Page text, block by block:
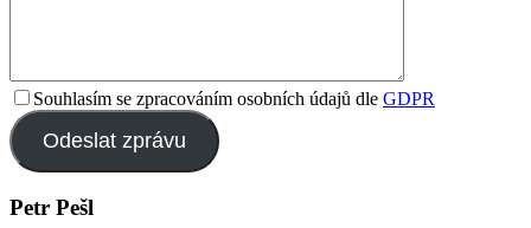
Souhlasím se zpracováním osobních údajů dle GDPR
Odeslat zprávu
Petr Pešl